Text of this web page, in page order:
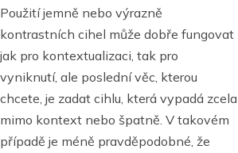
Použití jemně nebo výrazně
kontrastních cihel může dobře fungovat
jak pro kontextualizaci, tak pro
vyniknutí, ale poslední věc, kterou
chcete, je zadat cihlu, která vypadá zcela
mimo kontext nebo špatně. V takovém
případě je méně pravděpodobné, že